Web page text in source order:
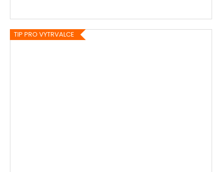
TIP PRO VYTRVALCE